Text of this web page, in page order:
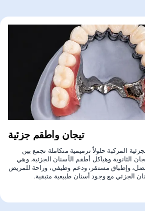
تيجان وأطقم جزئية
المركبة حلولاً ترميمية متكاملة تجمع بين
الثانوية وهياكل أطقم الأسنان الجزئية. وهي
وإطباق مستقر، ودعم وظيفي، وراحة للمريض
الجزئي مع وجود أسنان طبيعية متبقية.